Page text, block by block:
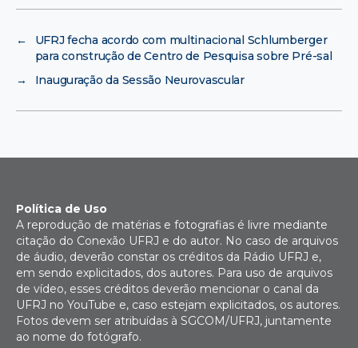
←
UFRJ fecha acordo com multinacional Schlumberger
para construção de Centro de Pesquisa sobre Pré-sal
→
Inauguração da Sessão Neurovascular
Política de Uso
A reprodução de matérias e fotografias é livre mediante
citação do Conexão UFRJ e do autor. No caso de arquivos
de áudio, deverão constar os créditos da Rádio UFRJ e,
em sendo explicitados, dos autores. Para uso de arquivos
de vídeo, esses créditos deverão mencionar o canal da
UFRJ no YouTube e, caso estejam explicitados, os autores.
Fotos devem ser atribuídas à SGCOM/UFRJ, juntamente
ao nome do fotógrafo.